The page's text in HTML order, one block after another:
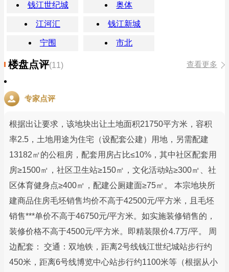
钱江世纪城 奥体
江河汇 钱江新城
宁围 市北
楼盘点评(11) 查看更多
专家点评
根据出让要求，该地块出让土地面积21750平方米，容积
率2.5，土地用途为住宅（设配套公建）用地，另需配建
13182㎡的公租房，配套用房占比≤10%，其中社区配套用
房≥1500㎡，社区卫生站≥150㎡，文化活动站≥300㎡、社
区体育健身点≥400㎡，配建公厕建面≥75㎡。 本宗地块所
建商品住房毛坯销售均价不高于42500元/平方米，且毛坯
销售***单价不高于46750元/平方米。如实施装修销售的，
装修价格不高于4500元/平方米。即精装限价4.7万/平。 周
边配套： 交通：双地铁，距离2号线钱江世纪城站步行约
450米，距离6号线博览中心站步行约1100米等（根据从小